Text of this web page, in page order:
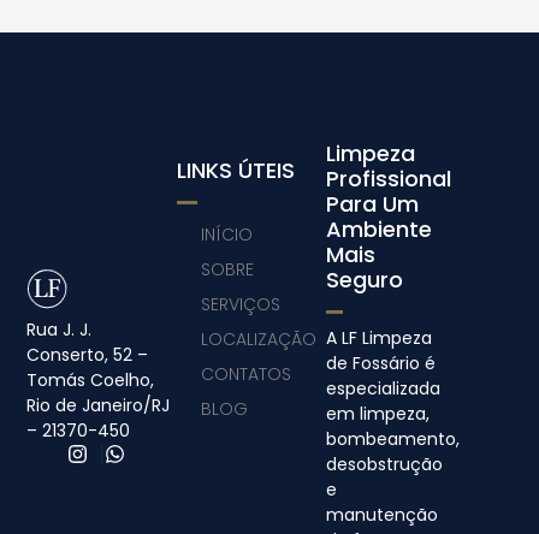
Rua J. J.
Conserto, 52 –
Tomás Coelho,
Rio de Janeiro/RJ
– 21370-450
Limpeza
Profissional
Para Um
Ambiente
Mais
Seguro
A LF Limpeza
de Fossário é
especializada
em limpeza,
bombeamento,
desobstrução
e
manutenção
LINKS ÚTEIS
INÍCIO
SOBRE
SERVIÇOS
LOCALIZAÇÃO
CONTATOS
BLOG